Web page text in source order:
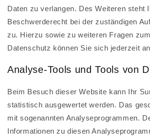
Daten zu verlangen. Des Weiteren steht
Beschwerderecht bei der zuständigen
zu. Hierzu sowie zu weiteren Fragen
Datenschutz können Sie sich jederzeit
Analyse-Tools und Tools von
Beim Besuch dieser Website kann Ihr
statistisch ausgewertet werden. Das
mit sogenannten Analyseprogrammen.
Informationen zu diesen